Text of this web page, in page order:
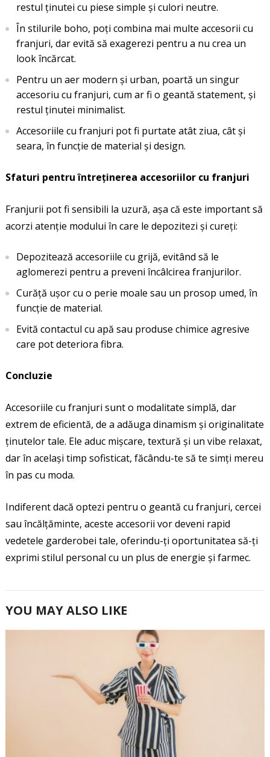
restul ținutei cu piese simple și culori neutre.
În stilurile boho, poți combina mai multe accesorii cu
franjuri, dar evită să exagerezi pentru a nu crea un
look încărcat.
Pentru un aer modern și urban, poartă un singur
accesoriu cu franjuri, cum ar fi o geantă statement, și
restul ținutei minimalist.
Accesoriile cu franjuri pot fi purtate atât ziua, cât și
seara, în funcție de material și design.
Sfaturi pentru întreținerea accesoriilor cu franjuri
Franjurii pot fi sensibili la uzură, așa că este important să
acorzi atenție modului în care le depozitezi și cureți:
Depozitează accesoriile cu grijă, evitând să le
aglomerezi pentru a preveni încâlcirea franjurilor.
Curăță ușor cu o perie moale sau un prosop umed, în
funcție de material.
Evită contactul cu apă sau produse chimice agresive
care pot deteriora fibra.
Concluzie
Accesoriile cu franjuri sunt o modalitate simplă, dar
extrem de eficientă, de a adăuga dinamism și originalitate
ținutelor tale. Ele aduc mișcare, textură și un vibe relaxat,
dar în același timp sofisticat, făcându-te să te simți mereu
în pas cu moda.
Indiferent dacă optezi pentru o geantă cu franjuri, cercei
sau încălțăminte, aceste accesorii vor deveni rapid
vedetele garderobei tale, oferindu-ți oportunitatea să-ți
exprimi stilul personal cu un plus de energie și farmec.
YOU MAY ALSO LIKE